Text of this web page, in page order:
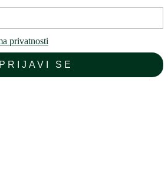
privatnosti